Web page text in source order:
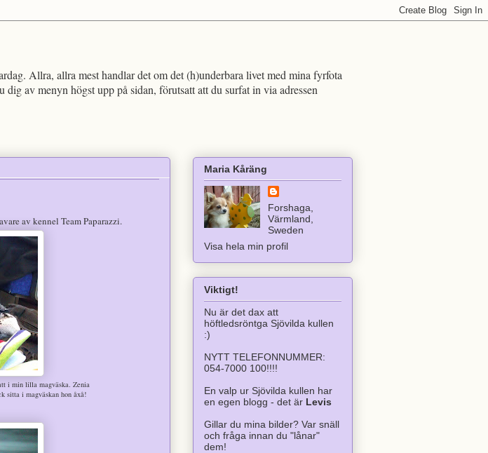
Allra, allra mest handlar det om det (h)underbara livet med mina fyrfota
av menyn högst upp på sidan, förutsatt att du surfat in via adressen
av kennel Team Paparazzi.
i min lilla magväska. Zenia
sitta i magväskan hon åxå!
Maria Kåräng
Forshaga,
Värmland,
Sweden
Visa hela min profil
Viktigt!
Nu är det dax att
höftledsröntga Sjövilda kullen
:)
NYTT TELEFONNUMMER:
054-7000 100!!!!
En valp ur Sjövilda kullen har
en egen blogg - det är Levis
Gillar du mina bilder? Var snäll
och fråga innan du "lånar"
dem!